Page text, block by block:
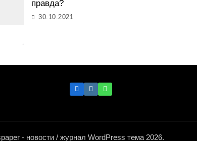
правда?
30.10.2021
- новости / журнал WordPress тема 2026.